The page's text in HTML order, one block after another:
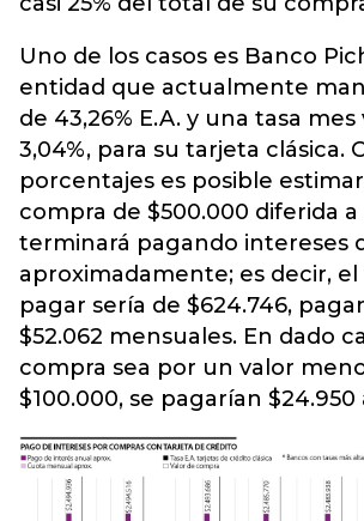
Uno de los casos es Banco
entidad que actualmente
de 43,26% E.A. y una tasa
3,04%, para su tarjeta clásica.
porcentajes es posible
compra de $500.000 diferida
terminará pagando intereses
aproximadamente; es decir,
pagar sería de $624.746,
$52.062 mensuales. En dado
compra sea por un valor
$100.000, se pagarían $24.950